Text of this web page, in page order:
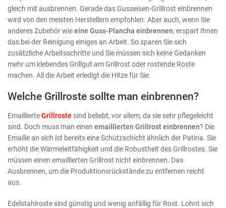
gleich mit ausbrennen. Gerade das Gusseisen-Grillrost einbrennen
wird von den meisten Herstellern empfohlen. Aber auch, wenn Sie
anderes Zubehör wieeine Guss-Plancha einbrennen, erspart Ihnen
das bei der Reinigung einiges an Arbeit. So sparen Sie sich
zusätzliche Arbeitsschritte und Sie müssen sich keine Gedanken
mehr um klebendes Grillgut am Grillrost oder rostende Roste
machen. All die Arbeit erledigt die Hitze für Sie.
Welche Grillroste sollte man einbrennen?
EmaillierteGrillroste sind beliebt, vor allem, da sie sehr pflegeleicht
sind. Doch muss man einen emaillierten Grillrost einbrennen? Die
Emaille an sich ist bereits eine Schutzschicht ähnlich der Patina. Sie
erhöht die Wärmeleitfähigkeit und die Robustheit des Grillrostes. Sie
müssen einen emaillierten Grillrost nicht einbrennen. Das
Ausbrennen, um die Produktionsrückstände zu entfernen reicht
aus.
Edelstahlroste sind günstig und wenig anfällig für Rost. Lohnt sich